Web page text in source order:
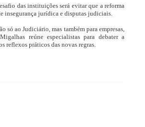
das instituições será evitar que a reforma
insegurança jurídica e disputas judiciais.
só ao Judiciário, mas também para empresas,
reúne especialistas para debater a
reflexos práticos das novas regras.